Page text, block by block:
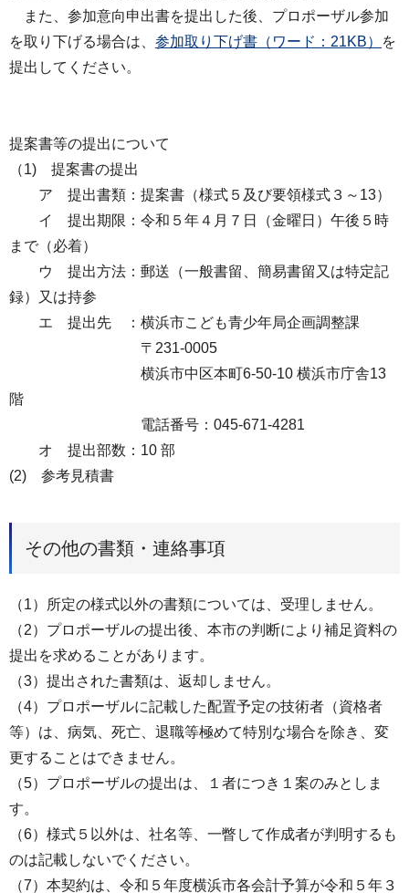
また、参加意向申出書を提出した後、プロポーザル参加
を取り下げる場合は、 参加取り下げ書（ワード：21KB）
を
提出してください。
提案書等の提出について
（1) 提案書の提出
ア 提出書類：提案書（様式５及び要領様式３～13）
イ 提出期限：令和５年４月７日（金曜日）午後５時
まで（必着）
ウ 提出方法：郵送（一般書留、簡易書留又は特定記
録）又は持参
エ 提出先 ：横浜市こども青少年局企画調整課
〒231-0005
横浜市中区本町6-50-10 横浜市庁舎13
階
電話番号：045-671-4281
オ 提出部数：10 部
(2) 参考見積書
その他の書類・連絡事項
（1）所定の様式以外の書類については、受理しません。
（2）プロポーザルの提出後、本市の判断により補足資料の
提出を求めることがあります。
（3）提出された書類は、返却しません。
（4）プロポーザルに記載した配置予定の技術者（資格者
等）は、病気、死亡、退職等極めて特別な場合を除き、変
更することはできません。
（5）プロポーザルの提出は、１者につき１案のみとしま
す。
（6）様式５以外は、社名等、一瞥して作成者が判明するも
のは記載しないでください。
（7）本契約は、令和５年度横浜市各会計予算が令和５年３